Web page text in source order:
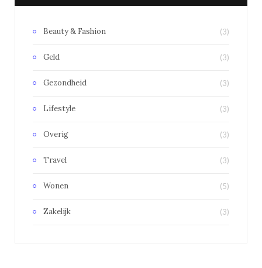
Beauty & Fashion (3)
Geld (3)
Gezondheid (3)
Lifestyle (3)
Overig (3)
Travel (3)
Wonen (5)
Zakelijk (3)